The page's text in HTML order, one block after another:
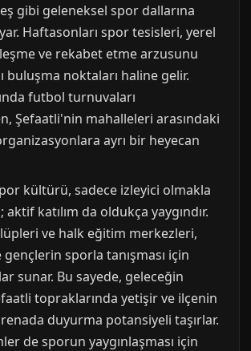
gibi geleneksel spor dallarına
Haftasonları spor tesisleri, yerel
ve rekabet etme arzusunu
buluşma noktaları haline gelir.
futbol turnuvaları
Şefaatli'nin mahalleleri arasındaki
ayrı bir heyecan
kültürü, sadece izleyici olmakla
aktif katılım da oldukça yaygındır.
ve halk eğitim merkezleri,
gençlerin sporla tanışması için
sunar. Bu sayede, geleceğin
topraklarında yetişir ve ilçenin
duyurma potansiyeli taşırlar.
de sporun yaygınlaşması için